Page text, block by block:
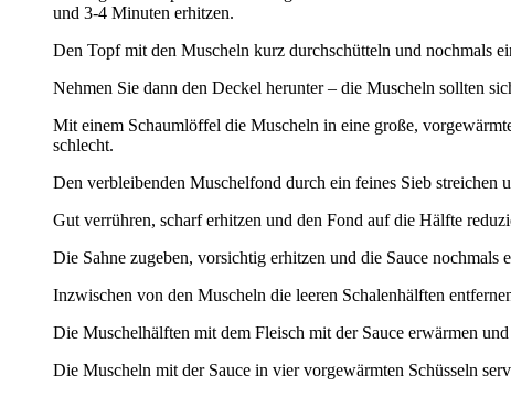
und 3-4 Minuten erhitzen.
Den Topf mit den Muscheln kurz durchschütteln und nochmals
Nehmen Sie dann den Deckel herunter – die Muscheln sollten
Mit einem Schaumlöffel die Muscheln in eine große,
schlecht.
Den verbleibenden Muschelfond durch ein feines Sieb streichen
Gut verrühren, scharf erhitzen und den Fond auf die Hälfte
Die Sahne zugeben, vorsichtig erhitzen und die Sauce nochmals
Inzwischen von den Muscheln die leeren Schalenhälften
Die Muschelhälften mit dem Fleisch mit der Sauce erwärmen
Die Muscheln mit der Sauce in vier vorgewärmten Schüsseln